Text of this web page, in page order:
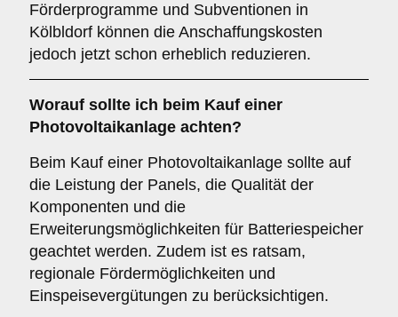
Förderprogramme und Subventionen in
Kölbldorf können die Anschaffungskosten
jedoch jetzt schon erheblich reduzieren.
Worauf sollte ich beim Kauf einer
Photovoltaikanlage achten?
Beim Kauf einer Photovoltaikanlage sollte auf
die Leistung der Panels, die Qualität der
Komponenten und die
Erweiterungsmöglichkeiten für Batteriespeicher
geachtet werden. Zudem ist es ratsam,
regionale Fördermöglichkeiten und
Einspeisevergütungen zu berücksichtigen.